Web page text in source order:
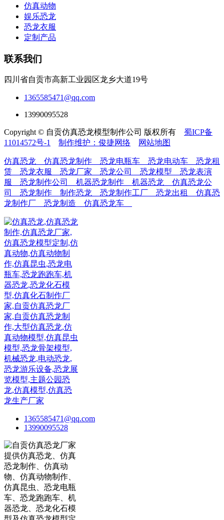
仿真动物
娱乐恐龙
恐龙衣服
定制产品
联系我们
四川省自贡市高新工业园区龙乡大道19号
1365585471@qq.com
13990095528
Copyright © 自贡仿真恐龙模型制作公司 版权所有 蜀ICP备
11014572号-1
制作维护：俊捷网络 网站地图
仿真恐龙 仿真恐龙制作 恐龙电瓶车 恐龙电动车 恐龙租
赁 恐龙衣服 恐龙厂家 恐龙公司 恐龙模型 恐龙表演
服 恐龙制作公司 机器恐龙制作 机器恐龙 仿真恐龙公
司 恐龙制作 制作恐龙 恐龙制作工厂 恐龙出租 仿真恐
龙制作厂 恐龙制造 仿真恐龙车
1365585471@qq.com
13990095528